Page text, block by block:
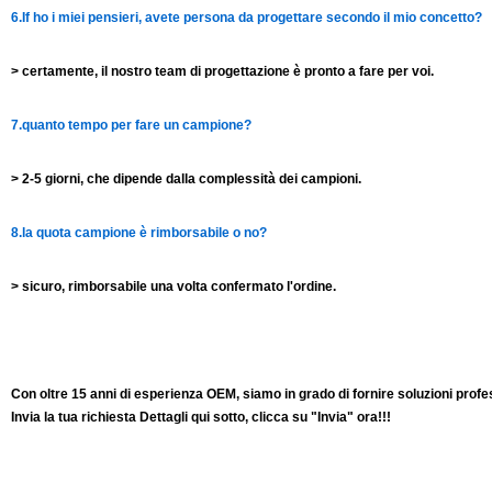
6.If ho i miei pensieri, avete persona da progettare secondo il mio concetto?
> certamente, il nostro team di progettazione è pronto a fare per voi.
7.quanto tempo per fare un campione?
> 2-5 giorni, che dipende dalla complessità dei campioni.
8.la quota campione è rimborsabile o no?
> sicuro, rimborsabile una volta confermato l'ordine.
Con oltre 15 anni di esperienza OEM, siamo in grado di fornire soluzioni
Invia la tua richiesta Dettagli qui sotto, clicca su "Invia" ora!!!